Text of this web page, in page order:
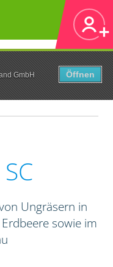
GmbH
Öffnen
SC
Ungräsern in
sowie im